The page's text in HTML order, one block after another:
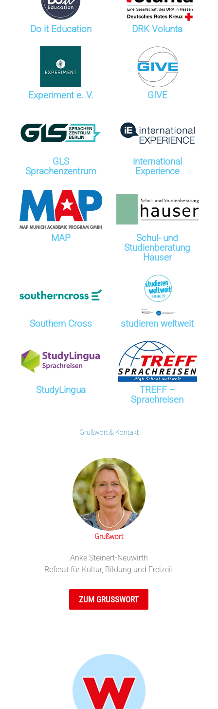
Do it Education DRK Volunta
Experiment e. V. GIVE
GLS
Sprachenzentrum
international
Experience
MAP
Schul- und
Studienberatung
Hauser
Southern Cross studieren weltweit
StudyLingua
TREFF –
Sprachreisen
Grußwort & Kontakt
Grußwort
Anke Steinert-Neuwirth
Referat für Kultur, Bildung und Freizeit
ZUM GRUSSWORT